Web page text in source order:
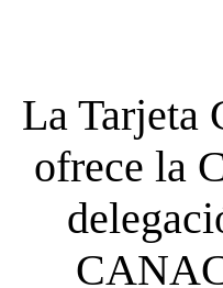
La Tarjeta
ofrece la